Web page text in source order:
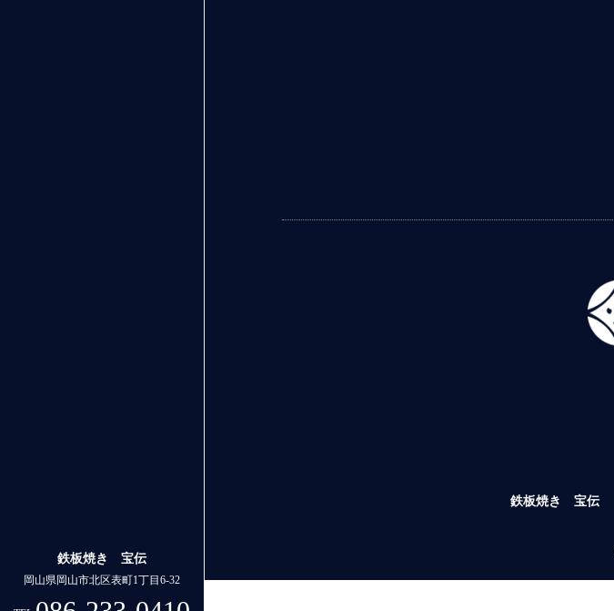
鉄板焼き 宝伝
岡山県岡山市北区表町1丁目6-32
鉄板焼き 宝伝